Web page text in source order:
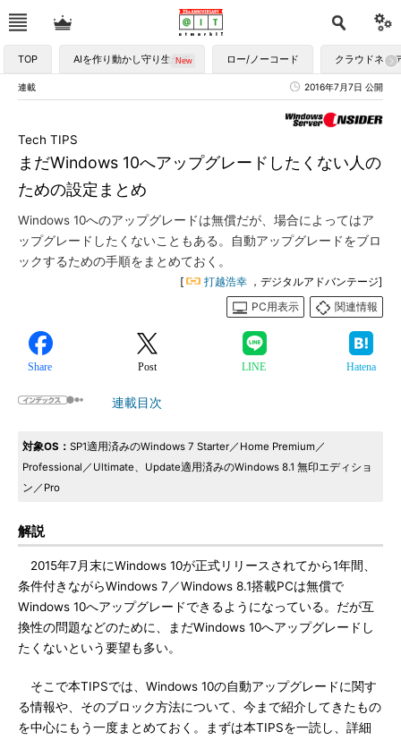
TOP AIを作り動かし守り生かす ロー/ノーコード クラウドネイ
連載 2016年7月7日 公開
まだWindows 10へアップグレードしたくない人の
ための設定まとめ
Tech TIPS
Windows 10へのアップグレードは無償だが、場合によってはア
ップグレードしたくないこともある。自動アップグレードをブロ
ックするための手順をまとめておく。
[ 打越浩幸 ，デジタルアドバンテージ]
PC用表示
関連情報
Share Post LINE Hatena
連載目次
対象OS： SP1適用済みのWindows 7 Starter／Home Premium／
Professional／Ultimate、Update適用済みのWindows 8.1 無印エディショ
ン／Pro
解説
2015年7月末にWindows 10が正式リリースされてから1年間、
条件付きながらWindows 7／Windows 8.1搭載PCは無償で
Windows 10へアップグレードできるようになっている。だが互
換性の問題などのために、まだWindows 10へアップグレードし
たくないという要望も多い。
そこで本TIPSでは、Windows 10の自動アップグレードに関す
る情報や、そのブロック方法について、今まで紹介してきたもの
を中心にもう一度まとめておく。まずは本TIPSを一読し、詳細